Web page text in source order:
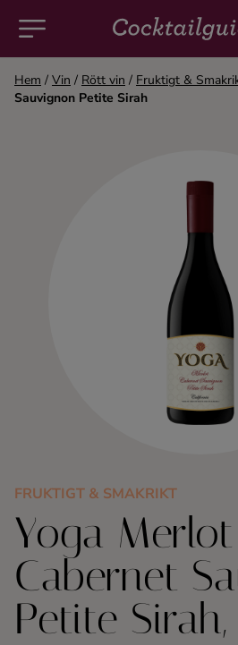
COCKTAILS & DRINKAR
Rom
Shots
Hem / Vin / Rött vin / Fruktigt &
Sauvignon Petite Sirah
FRUKTIGT & SMAKRIKT
Yoga Merlot
Cabernet
Petite Sirah,